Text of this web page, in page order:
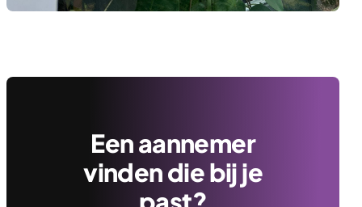
Een aannemer
vinden die bij je